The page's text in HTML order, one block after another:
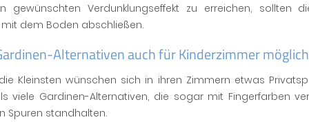
gewünschten Verdunklungseffekt zu erreichen, sollten
dem Boden abschließen.
Alternativen auch für Kinderzimmer möglich
Kleinsten wünschen sich in ihren Zimmern etwas
viele Gardinen-Alternativen, die sogar mit Fingerfarben
Spuren standhalten.